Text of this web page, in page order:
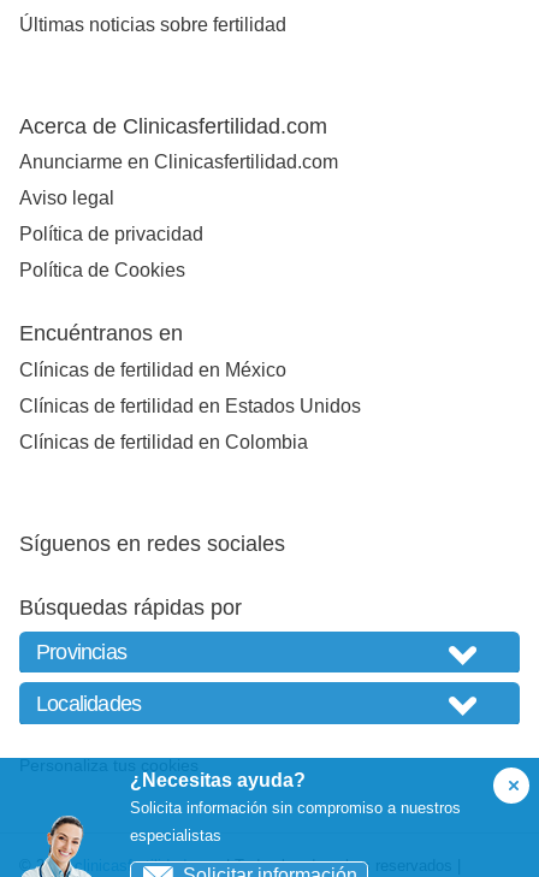
¿Necesitas ayuda?
Solicita información sin compromiso a nuestros
especialistas
Últimas noticias sobre fertilidad
Acerca de Clinicasfertilidad.com
Anunciarme en Clinicasfertilidad.com
Aviso legal
Política de privacidad
Política de Cookies
Encuéntranos en
Clínicas de fertilidad en México
Clínicas de fertilidad en Estados Unidos
Clínicas de fertilidad en Colombia
Síguenos en redes sociales
Búsquedas rápidas por
© 2026clinicasfertilidad.com| Todos los derechos reservados |